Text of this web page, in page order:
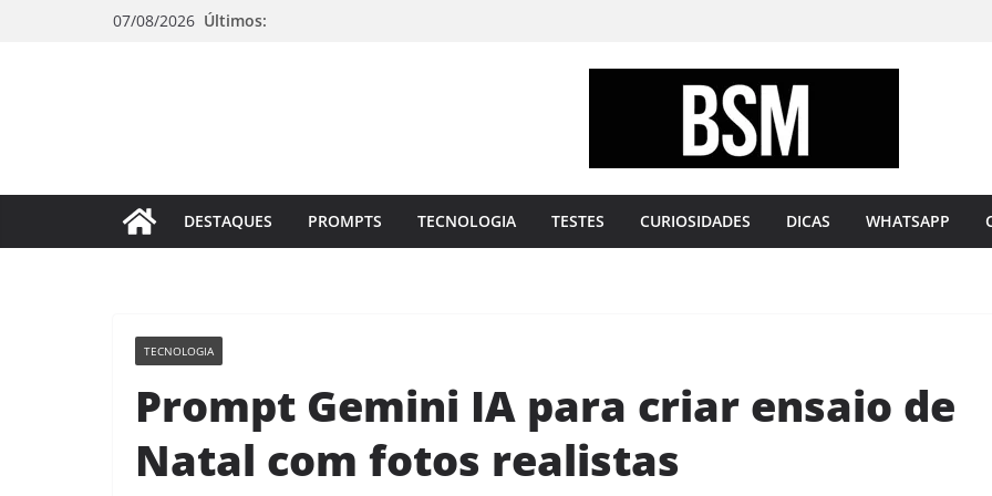
07/08/2026 Últimos:
sua
Mente
DESTAQUES PROMPTS TECNOLOGIA TESTES CURIOSIDADES DICAS WHATSAPP
TECNOLOGIA
Prompt Gemini IA para criar ensaio de
Natal com fotos realistas